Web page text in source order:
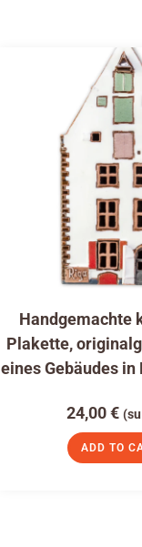
Handgemachte
Plakette,
eines Gebäudes in
24,00€
ADD TO